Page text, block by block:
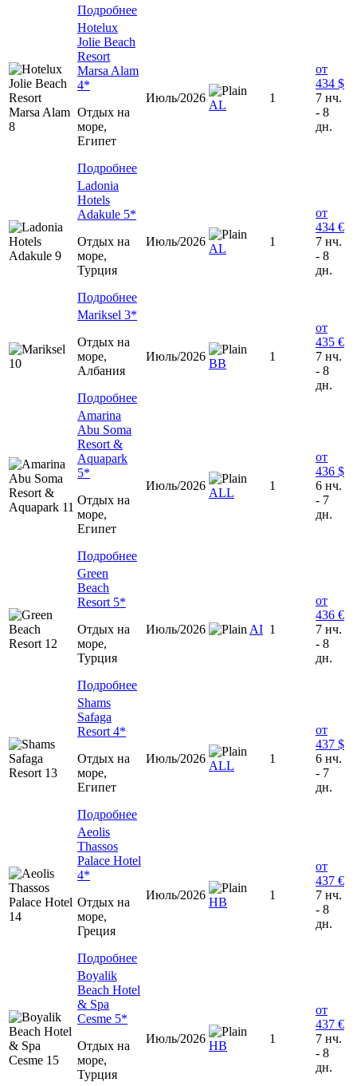
Подробнее
Hotelux
Jolie Beach
Resort
Marsa Alam
4*
Отдых на
море,
Египет
Подробнее
Июль/2026
AL
1
от
434 $
7 нч.
- 8
дн.
Ladonia
Hotels
Adakule 5*
Отдых на
море,
Турция
Подробнее
Июль/2026
AL
1
от
434 €
7 нч.
- 8
дн.
Mariksel 3*
Отдых на
море,
Албания
Подробнее
Июль/2026
ВВ
1
от
435 €
7 нч.
- 8
дн.
Amarina
Abu Soma
Resort &
Aquapark
5*
Отдых на
море,
Египет
Подробнее
Июль/2026
ALL
1
от
436 $
6 нч.
- 7
дн.
Green
Beach
Resort 5*
Отдых на
море,
Турция
Подробнее
Июль/2026 AI 1
от
436 €
7 нч.
- 8
дн.
Shams
Safaga
Resort 4*
Отдых на
море,
Египет
Подробнее
Июль/2026
ALL
1
от
437 $
6 нч.
- 7
дн.
Aeolis
Thassos
Palace Hotel
4*
Отдых на
море,
Греция
Подробнее
Июль/2026
HB
1
от
437 €
7 нч.
- 8
дн.
Boyalik
Beach Hotel
& Spa
Cesme 5*
Отдых на
море,
Турция
Июль/2026
HB
1
от
437 €
7 нч.
- 8
дн.